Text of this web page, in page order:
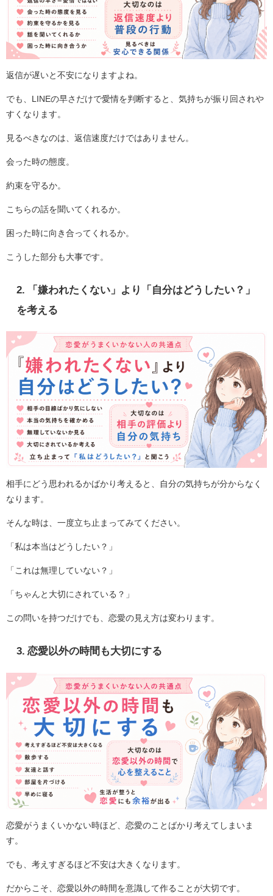
返信が遅いと不安になりますよね。
でも、LINEの早さだけで愛情を判断すると、気持ちが振り回されや
すくなります。
見るべきなのは、返信速度だけではありません。
会った時の態度。
約束を守るか。
こちらの話を聞いてくれるか。
困った時に向き合ってくれるか。
こうした部分も大事です。
2. 「嫌われたくない」より「自分はどうしたい？」
を考える
相手にどう思われるかばかり考えると、自分の気持ちが分からなく
なります。
そんな時は、一度立ち止まってみてください。
「私は本当はどうしたい？」
「これは無理していない？」
「ちゃんと大切にされている？」
この問いを持つだけでも、恋愛の見え方は変わります。
3. 恋愛以外の時間も大切にする
恋愛がうまくいかない時ほど、恋愛のことばかり考えてしまいま
す。
でも、考えすぎるほど不安は大きくなります。
だからこそ、恋愛以外の時間を意識して作ることが大切です。